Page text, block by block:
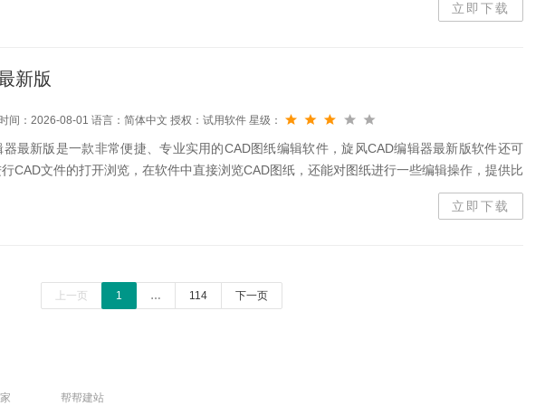
立即下载
新版
时间：2026-08-01 语言：简体中文 授权：试用软件 星级：
器最新版是一款非常便捷、专业实用的CAD图纸编辑软件，旋风CAD编辑器最新版软件还可
CAD文件的打开浏览，在软件中直接浏览CAD图纸，还能对图纸进行一些编辑操作，提供比
、快速标注等等功能，旋风CAD编辑器官方版软件还支持DWG,DXF等各种格式的CAD文件。
立即下载
上一页 1 … 114 下一页
帮帮建站